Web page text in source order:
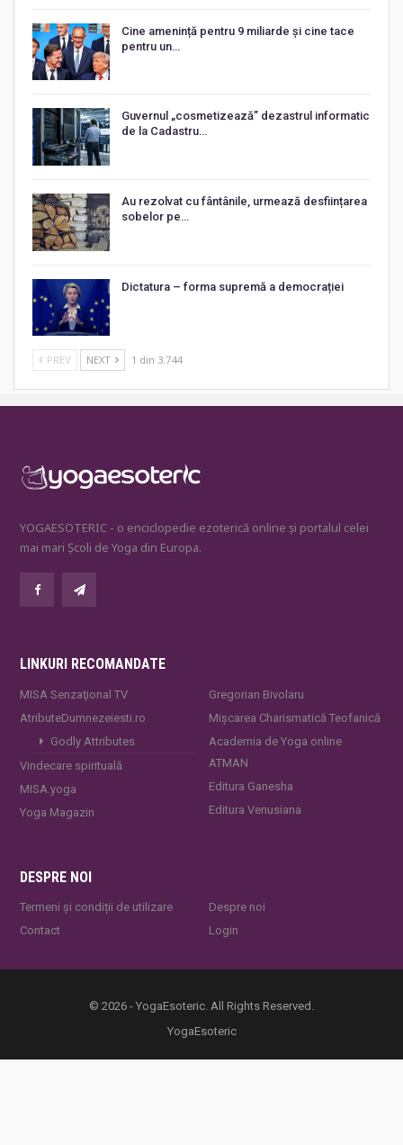
Cine amenință pentru 9 miliarde și cine tace
pentru un…
Guvernul „cosmetizează” dezastrul informatic
de la Cadastru…
Au rezolvat cu fântânile, urmează desființarea
sobelor pe…
Dictatura – forma supremă a democrației
PREV NEXT 1 din 3.744
YOGAESOTERIC - o enciclopedie ezoterică online și portalul celei
mai mari Școli de Yoga din Europa.
LINKURI RECOMANDATE
MISA Senzaţional TV
AtributeDumnezeiesti.ro
Godly Attributes
Vindecare spirituală
MISA.yoga
Yoga Magazin
Gregorian Bivolaru
Mișcarea Charismatică Teofanică
Academia de Yoga online
ATMAN
Editura Ganesha
Editura Venusiana
DESPRE NOI
Termeni și condiții de utilizare
Contact
Despre noi
Login
© 2026 - YogaEsoteric. All Rights Reserved.
YogaEsoteric